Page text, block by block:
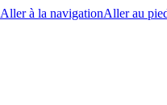
Aller à la navigationAller au